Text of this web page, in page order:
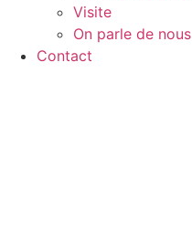
Visite
On parle de nous
Contact